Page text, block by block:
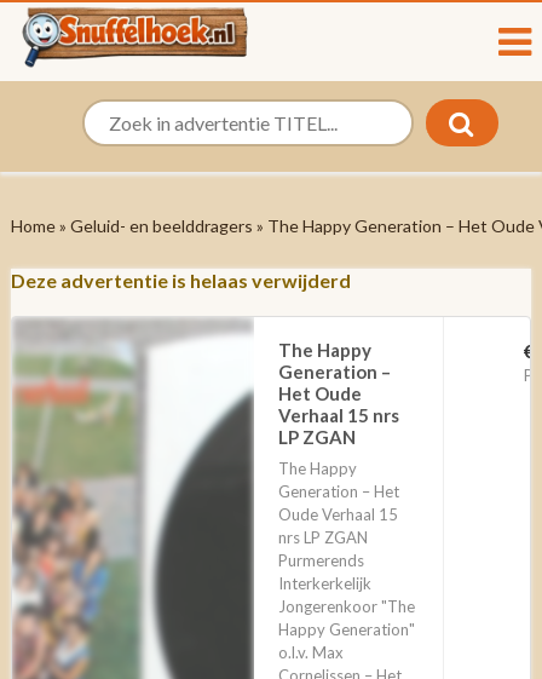
Home» Geluid- en beelddragers » The Happy Generation – Het Oude
Deze advertentie is helaas verwijderd
The Happy
Generation –
Het Oude
Verhaal 15 nrs
LP ZGAN
The Happy
Generation – Het
Oude Verhaal 15
nrs LP ZGAN
Purmerends
Interkerkelijk
Jongerenkoor "The
Happy Generation"
o.l.v. Max
€